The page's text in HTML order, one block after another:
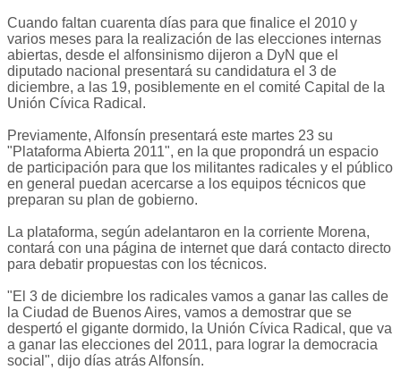
Cuando faltan cuarenta días para que finalice el 2010 y
varios meses para la realización de las elecciones internas
abiertas, desde el alfonsinismo dijeron a DyN que el
diputado nacional presentará su candidatura el 3 de
diciembre, a las 19, posiblemente en el comité Capital de la
Unión Cívica Radical.
Previamente, Alfonsín presentará este martes 23 su
"Plataforma Abierta 2011", en la que propondrá un espacio
de participación para que los militantes radicales y el público
en general puedan acercarse a los equipos técnicos que
preparan su plan de gobierno.
La plataforma, según adelantaron en la corriente Morena,
contará con una página de internet que dará contacto directo
para debatir propuestas con los técnicos.
"El 3 de diciembre los radicales vamos a ganar las calles de
la Ciudad de Buenos Aires, vamos a demostrar que se
despertó el gigante dormido, la Unión Cívica Radical, que va
a ganar las elecciones del 2011, para lograr la democracia
social", dijo días atrás Alfonsín.